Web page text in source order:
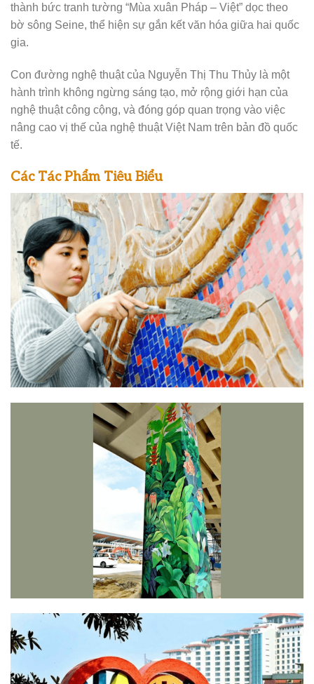
thành bức tranh tường “Mùa xuân Pháp – Việt” dọc theo
bờ sông Seine, thể hiện sự gắn kết văn hóa giữa hai quốc
gia.
Con đường nghệ thuật của Nguyễn Thị Thu Thủy là một
hành trình không ngừng sáng tạo, mở rộng giới hạn của
nghệ thuật công cộng, và đóng góp quan trọng vào việc
nâng cao vị thế của nghệ thuật Việt Nam trên bản đồ quốc
tế.
Các Tác Phẩm Tiêu Biểu